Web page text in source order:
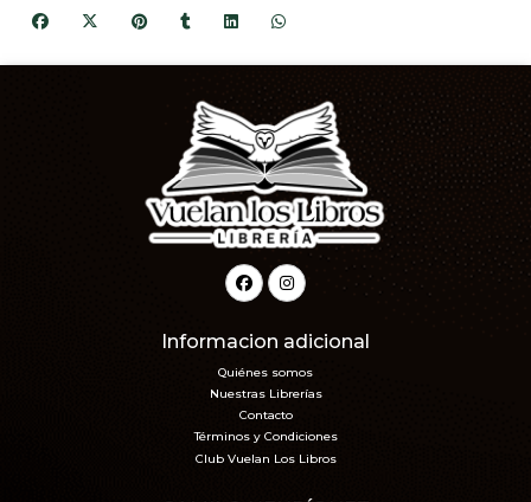
Informacion adicional
Quiénes somos
Nuestras Librerías
Contacto
Términos y Condiciones
Club Vuelan Los Libros